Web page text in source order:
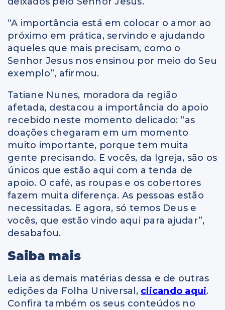
“A importância está em colocar o amor ao
próximo em prática, servindo e ajudando
aqueles que mais precisam, como o
Senhor Jesus nos ensinou por meio do Seu
exemplo”, afirmou.
Tatiane Nunes, moradora da região
afetada, destacou a importância do apoio
recebido neste momento delicado: “as
doações chegaram em um momento
muito importante, porque tem muita
gente precisando. E vocês, da Igreja, são os
únicos que estão aqui com a tenda de
apoio. O café, as roupas e os cobertores
fazem muita diferença. As pessoas estão
necessitadas. E agora, só temos Deus e
vocês, que estão vindo aqui para ajudar”,
desabafou.
Saiba mais
Leia as demais matérias dessa e de outras
edições da Folha Universal, clicando aqui.
Confira também os seus conteúdos no